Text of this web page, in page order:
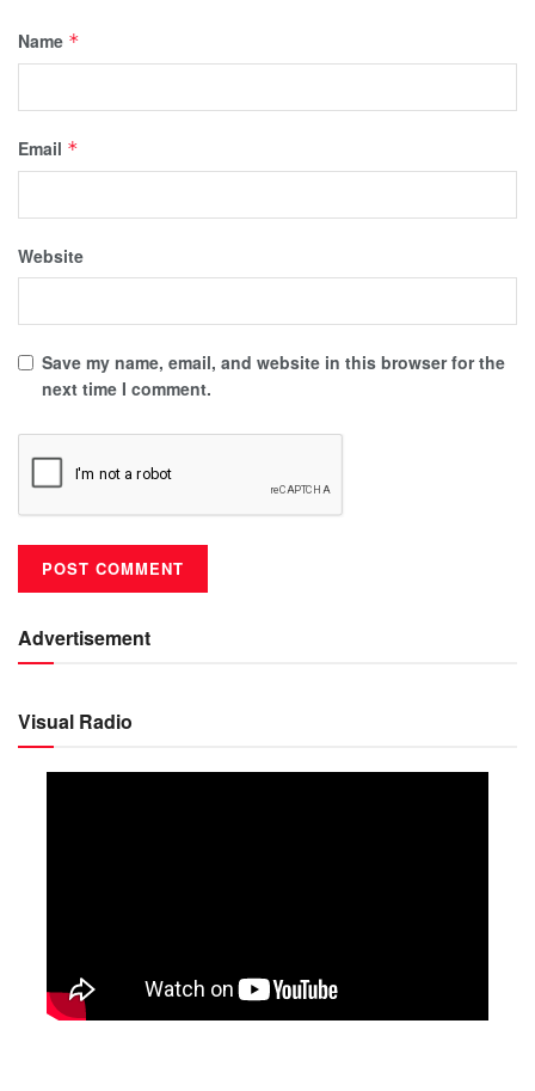
Name *
Email *
Website
Save my name, email, and website in this browser for the
next time I comment.
Advertisement
Visual Radio